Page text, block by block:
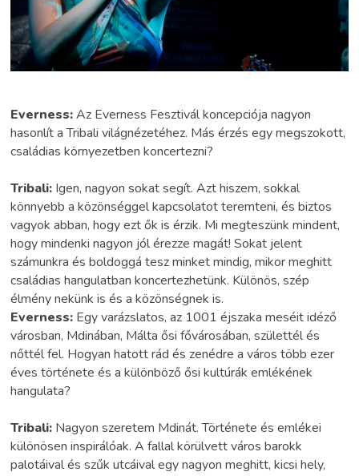
Everness:Az Everness Fesztivál koncepciója nagyon
hasonlít a Tribali világnézetéhez. Más érzés egy megszokott,
családias környezetben koncertezni?
Tribali: Igen, nagyon sokat segít. Azt hiszem, sokkal
könnyebb a közönséggel kapcsolatot teremteni, és biztos
vagyok abban, hogy ezt ők is érzik. Mi megteszünk mindent,
hogy mindenki nagyon jól érezze magát! Sokat jelent
számunkra és boldoggá tesz minket mindig, mikor meghitt
családias hangulatban koncertezhetünk. Különös, szép
élmény nekünk is és a közönségnek is.
Everness: Egy varázslatos, az 1001 éjszaka meséit idéző
városban, Mdinában, Málta ősi fővárosában, születtél és
nőttél fel. Hogyan hatott rád és zenédre a város több ezer
éves története és a különböző ősi kultúrák emlékének
hangulata?
Tribali: Nagyon szeretem Mdinát. Története és emlékei
különösen inspirálóak. A fallal körülvett város barokk
palotáival és szűk utcáival egy nagyon meghitt, kicsi hely,